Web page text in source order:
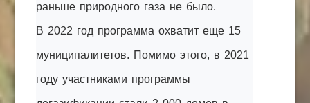
раньше природного газа не было.
В 2022 год программа охватит еще 15
муниципалитетов. Помимо этого, в 2021
году участниками программы